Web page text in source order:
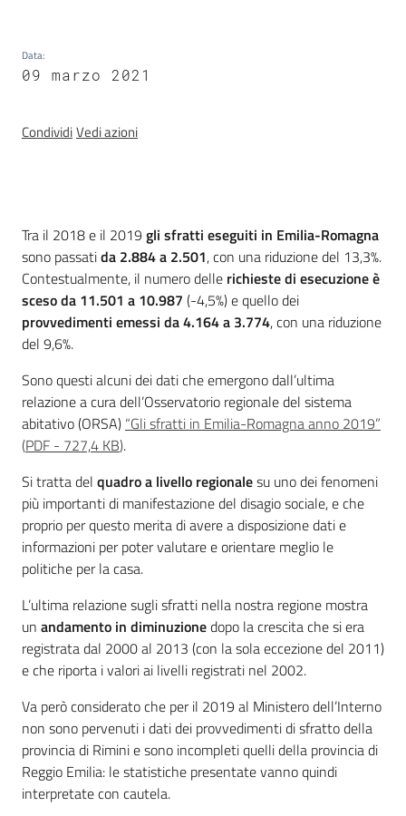
Leggi Atti Bandi
Piani Programmi
Progetti
Data:
09 marzo 2021
CondividiVedi azioni
Introduzione
Tra il 2018 e il 2019 gli sfratti eseguiti in Emilia-Romagna
sono passatida 2.884 a 2.501, con una riduzione del 13,3%.
Contestualmente, il numero delle richieste di esecuzione è
sceso da 11.501 a 10.987 (-4,5%) e quello dei
provvedimenti emessi da 4.164 a 3.774, con una riduzione
del 9,6%.
Sono questi alcuni dei dati che emergono dall’ultima
relazione a cura dell’Osservatorio regionale del sistema
abitativo (ORSA) “Gli sfratti in Emilia-Romagna anno 2019”
(PDF - 727,4 KB).
Si tratta del quadro a livello regionalesu uno dei fenomeni
più importanti di manifestazione del disagio sociale, e che
proprio per questo merita di avere a disposizione dati e
informazioni per poter valutare e orientare meglio le
politiche per la casa.
L’ultima relazione sugli sfratti nella nostra regione mostra
un andamento in diminuzionedopo la crescita che si era
registrata dal 2000 al 2013 (con la sola eccezione del 2011)
e che riporta i valori ai livelli registrati nel 2002.
Va però considerato che per il 2019 al Ministero dell’Interno
non sono pervenuti i dati dei provvedimenti di sfratto della
provincia di Rimini e sono incompleti quelli della provincia di
Reggio Emilia: le statistiche presentate vanno quindi
interpretate con cautela.